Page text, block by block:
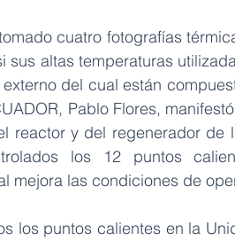
cuatro fotografías
sus altas temperaturas
del cual están
Pablo Flores,
reactor y del regenerador de
los 12 puntos
mejora las condiciones de
los puntos calientes en la